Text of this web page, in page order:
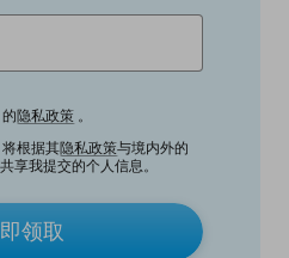
隐私政策 。
根据其隐私政策与境内外的
享我提交的个人信息。
领取